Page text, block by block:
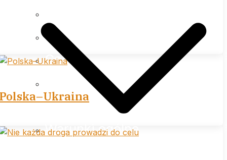
Moduły reklamowe
Cennik
Polityka prywatności (plików
cookies) serwisu
Warunki ogólne